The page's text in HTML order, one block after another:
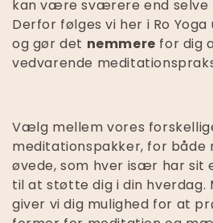
kan være sværere end selve
Derfor følges vi her i Ro
og gør det nemmere for dig
vedvarende
Vælg mellem vores
meditationspakker, for både
øvede, som hver især har sit
til at støtte dig i din hverdag.
giver vi dig mulighed for at